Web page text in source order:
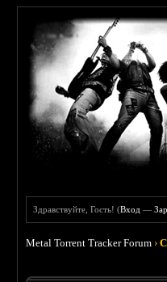
Здравствуйте, Гость! (Вход —
Metal Torrent Tracker Forum ›